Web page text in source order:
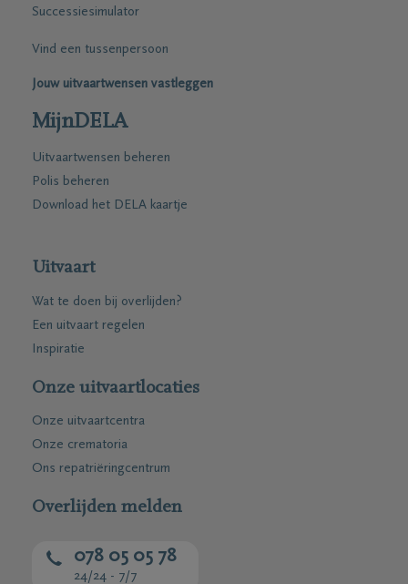
Successiesimulator
Vind een tussenpersoon
Jouw uitvaartwensen vastleggen
MijnDELA
Uitvaartwensen beheren
Polis beheren
Download het DELA kaartje
Uitvaart
Wat te doen bij overlijden?
Een uitvaart regelen
Inspiratie
Onze uitvaartlocaties
Onze uitvaartcentra
Onze crematoria
Ons repatriëringcentrum
Overlijden melden
078 05 05 78
24/24 - 7/7